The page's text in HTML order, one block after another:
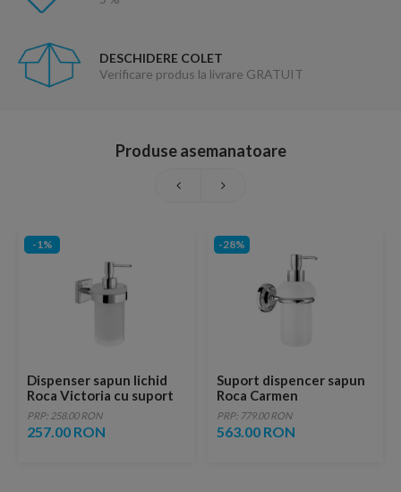
DESCHIDERE COLET
Verificare produs la livrare GRATUIT
Produse asemanatoare
-1%
Dispenser sapun lichid
Roca Victoria cu suport
metalic
PRP: 258.00 RON
257.00 RON
-28%
Suport dispencer sapun
Roca Carmen
PRP: 779.00 RON
563.00 RON